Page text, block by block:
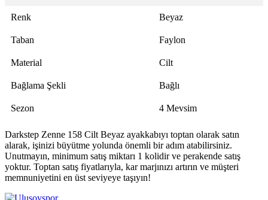
Renk Beyaz
Taban Faylon
Material Cilt
Bağlama Şekli Bağlı
Sezon 4 Mevsim
Darkstep Zenne 158 Cilt Beyaz ayakkabıyı toptan olarak satın
alarak, işinizi büyütme yolunda önemli bir adım atabilirsiniz.
Unutmayın, minimum satış miktarı 1 kolidir ve perakende satış
yoktur. Toptan satış fiyatlarıyla, kar marjınızı artırın ve müşteri
memnuniyetini en üst seviyeye taşıyın!